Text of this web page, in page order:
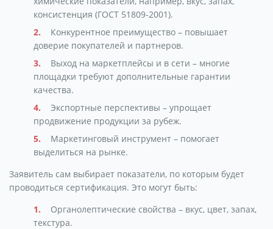
консистенция (ГОСТ 51809-2001).
Конкурентное преимущество – повышает
доверие покупателей и партнеров.
Выход на маркетплейсы и в сети – многие
площадки требуют дополнительные гарантии
качества.
Экспортные перспективы – упрощает
продвижение продукции за рубеж.
Маркетинговый инструмент – помогает
выделиться на рынке.
Заявитель сам выбирает показатели, по которым будет
проводиться сертификация. Это могут быть:
Органолептические свойства – вкус, цвет, запах,
текстура.